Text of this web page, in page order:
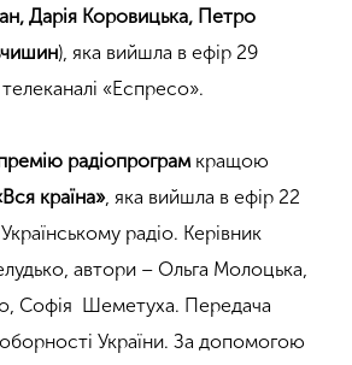
Дарія Коровицька, Петро
), яка вийшла в ефір 29
«Еспресо».
радіопрограмкращою
країна», яка вийшла в ефір 22
радіо. Керівник
автори – Ольга Молоцька,
Софія Шеметуха. Передача
України. За допомогою